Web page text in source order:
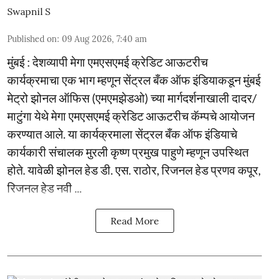
Swapnil S
Published on: 09 Aug 2026, 7:40 am
मुंबई : देशव्यापी मेगा एमएसएमई क्रेडिट आऊटरीच
कार्यक्रमाचा एक भाग म्हणून सेंट्रल बँक ऑफ इंडियाकडून मुंबई
मेट्रो झोनल ऑफिस (एमएमझेडओ) च्या मार्गदर्शनाखाली दादर/
माटुंगा येथे मेगा एमएसएमई क्रेडिट आऊटरीच कॅम्पचे आयोजन
करण्यात आले. या कार्यक्रमाला सेंट्रल बँक ऑफ इंडियाचे
कार्यकारी संचालक मुरली कृष्ण प्रमुख पाहुणे म्हणून उपस्थित
होते. यावेळी झोनल हेड डी. एस. राठोर, रिजनल हेड प्रणव कपूर,
रिजनल हेड नवी ...
Read More